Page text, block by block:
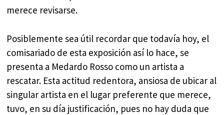
merece revisarse.
Posiblemente sea útil recordar que todavía hoy, el
comisariado de esta exposición así lo hace, se
presenta a Medardo Rosso como un artista a
rescatar. Esta actitud redentora, ansiosa de ubicar al
singular artista en el lugar preferente que merece,
tuvo, en su día justificación, pues no hay duda que